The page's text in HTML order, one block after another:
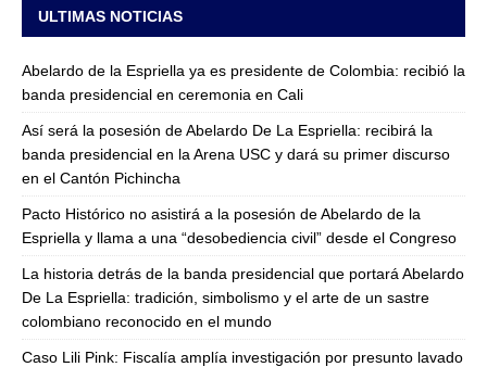
ULTIMAS NOTICIAS
Abelardo de la Espriella ya es presidente de Colombia: recibió la
banda presidencial en ceremonia en Cali
Así será la posesión de Abelardo De La Espriella: recibirá la
banda presidencial en la Arena USC y dará su primer discurso
en el Cantón Pichincha
Pacto Histórico no asistirá a la posesión de Abelardo de la
Espriella y llama a una “desobediencia civil” desde el Congreso
La historia detrás de la banda presidencial que portará Abelardo
De La Espriella: tradición, simbolismo y el arte de un sastre
colombiano reconocido en el mundo
Caso Lili Pink: Fiscalía amplía investigación por presunto lavado